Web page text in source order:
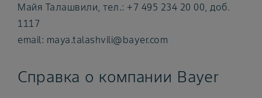
Mайя Талашвили, тел.: +7 495 234 20 00, доб.
1117
email: maya.talashvili@bayer.com
Справка о компании Bayer